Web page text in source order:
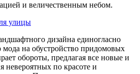
и величественным небом.
улицы
дизайна единогласно
на обустройство придомовых
обороты, предлагая все новые и
невероятных по красоте и